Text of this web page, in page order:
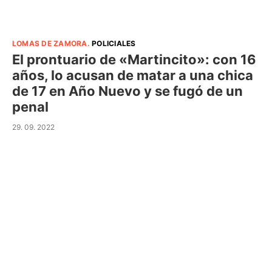
LOMAS DE ZAMORA.POLICIALES
El prontuario de «Martincito»: con 16
años, lo acusan de matar a una chica
de 17 en Año Nuevo y se fugó de un
penal
29. 09. 2022